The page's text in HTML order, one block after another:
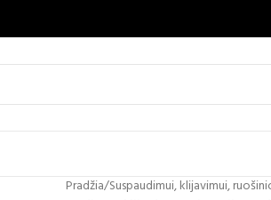
Pradžia/Suspaudimui, klijavimui,